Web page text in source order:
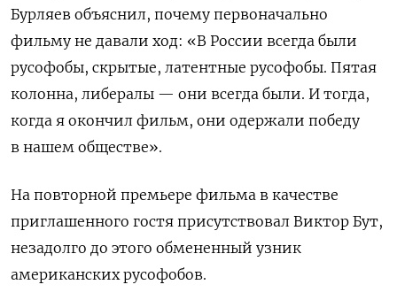
Бурляев объяснил, почему первоначально
фильму не давали ход: «В России всегда были
русофобы, скрытые, латентные русофобы. Пятая
колонна, либералы — они всегда были. И тогда,
когда я окончил фильм, они одержали победу
в нашем обществе».
На повторной премьере фильма в качестве
приглашенного гостя присутствовал Виктор Бут,
незадолго до этого обмененный узник
американских русофобов.